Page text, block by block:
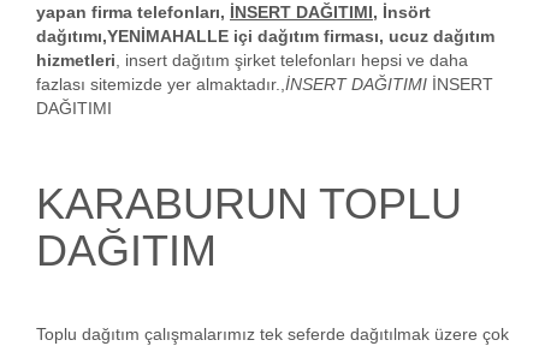
yapan firma telefonları, İNSERT DAĞITIMI, İnsört
dağıtımı,YENİMAHALLE içi dağıtım firması, ucuz dağıtım
hizmetleri, insert dağıtım şirket telefonları hepsi ve daha
fazlası sitemizde yer almaktadır.,İNSERT DAĞITIMI İNSERT
DAĞITIMI
KARABURUN TOPLU
DAĞITIM
Toplu dağıtım çalışmalarımız tek seferde dağıtılmak üzere çok